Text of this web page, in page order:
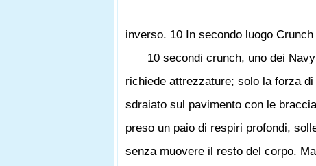
inverso. 10 In secondo luogo Crunch
10 secondi crunch, uno dei
richiede attrezzature; solo la forza
sdraiato sul pavimento con le
preso un paio di respiri profondi,
senza muovere il resto del corpo.